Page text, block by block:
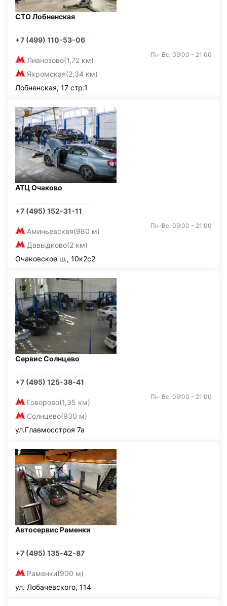
СТО Лобненская
+7 (499) 110-53-06
Лианозово(1,72 км)
Яхромская(2,34 км)
Пн-Вс: 09:00 - 21:00
Лобненская, 17 стр.1
АТЦ Очаково
+7 (495) 152-31-11
Аминьевская(980 м)
Давыдково(2 км)
Пн-Вс: 09:00 - 21:00
Очаковское ш., 10к2с2
Сервис Солнцево
+7 (495) 125-38-41
Говорово(1,35 км)
Солнцево(930 м)
Пн-Вс: 09:00 - 21:00
ул.Главмосстроя 7а
Автосервис Раменки
+7 (495) 135-42-87
Раменки(900 м)
ул. Лобачевского, 114